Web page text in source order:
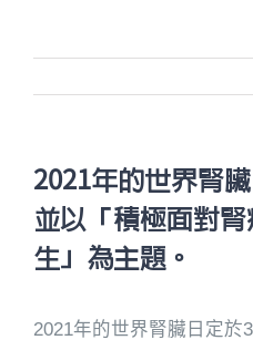
2021年的世界腎
並以「積極面對
生」為主題。
2021年的世界腎臟日定於